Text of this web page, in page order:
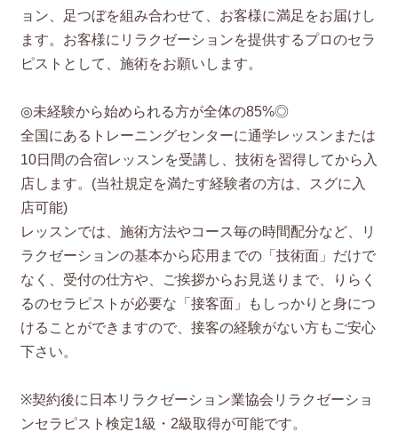
ョン、足つぼを組み合わせて、お客様に満足をお届けし
ます。お客様にリラクゼーションを提供するプロのセラ
ピストとして、施術をお願いします。
◎未経験から始められる方が全体の85%◎
全国にあるトレーニングセンターに通学レッスンまたは
10日間の合宿レッスンを受講し、技術を習得してから入
店します。(当社規定を満たす経験者の方は、スグに入
店可能)
レッスンでは、施術方法やコース毎の時間配分など、リ
ラクゼーションの基本から応用までの「技術面」だけで
なく、受付の仕方や、ご挨拶からお見送りまで、りらく
るのセラピストが必要な「接客面」もしっかりと身につ
けることができますので、接客の経験がない方もご安心
下さい。
※契約後に日本リラクゼーション業協会リラクゼーショ
ンセラピスト検定1級・2級取得が可能です。